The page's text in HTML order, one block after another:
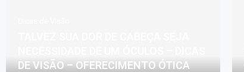
DE VISÃO – OFERECIMENTO ÓTICA